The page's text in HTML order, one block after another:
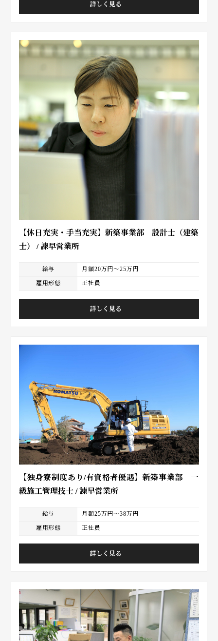
詳しく見る
【休日充実・手当充実】新築事業部 設計士（建築
士） / 諫早営業所
給与 月額20万円～25万円
雇用形態 正社員
詳しく見る
【独身寮制度あり/有資格者優遇】新築事業部 一
級施工管理技士 / 諫早営業所
給与 月額25万円～38万円
雇用形態 正社員
詳しく見る